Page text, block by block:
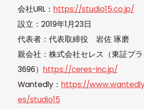
会社URL： https://studio15.co.jp/
設立：2019年1月23日
代表者：代表取締役 岩佐 琢磨
親会社：株式会社セレス（東証プラ
3696） https://ceres-inc.jp/
Wantedly： https://
es/studio15